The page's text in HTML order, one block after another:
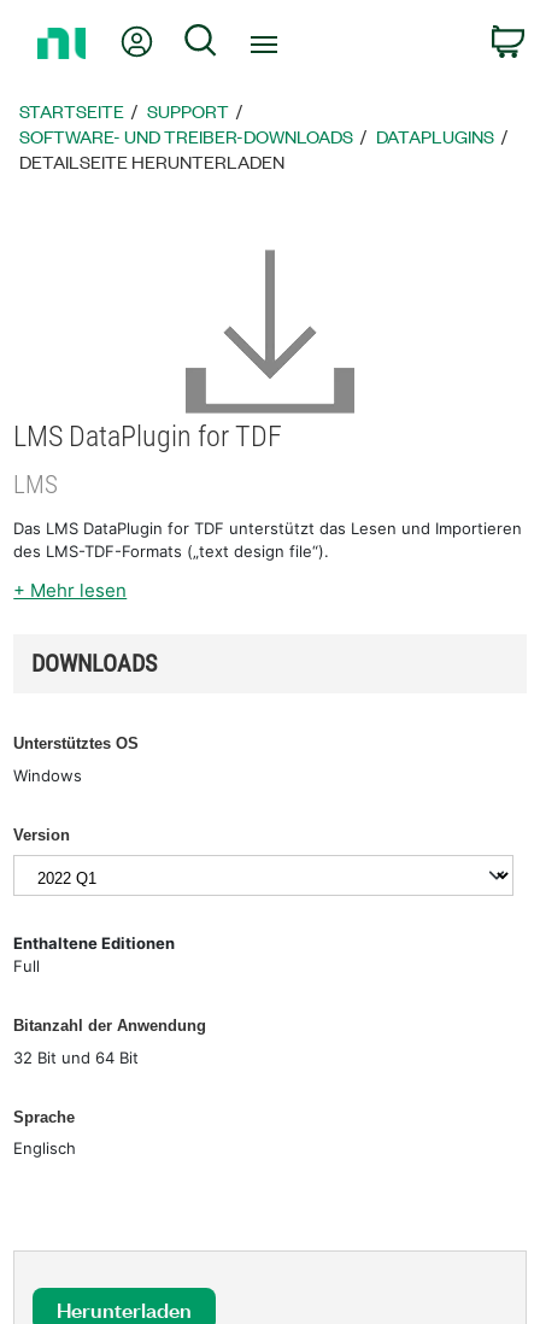
zur
Mein KontoSuche
STARTSEITE
SUPPORT
SOFTWARE- UND TREIBER-DOWNLOADS
DATAPLUGINS
DETAILSEITE HERUNTERLADEN
LMS DataPlugin for TDF
LMS
Das LMS DataPlugin for TDF unterstützt das Lesen und Importieren
des LMS-TDF-Formats („text design file“).
+ Mehr lesen
DOWNLOADS
Unterstütztes OS
Windows
Version
Enthaltene Editionen
Full
Bitanzahl der Anwendung
32 Bit und 64 Bit
Sprache
Englisch
Herunterladen